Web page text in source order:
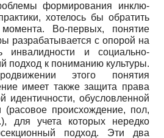
формирования инклю­
хотелось бы обратить
Во-первых, понятие
разрабатывается с опорой на
инвалидности и социально-
подход к пониманию культуры.
этого понятия
имеет также защита права
идентичности, обусловленной
происхождение, пол,
для учета которых нередко
подход. Эти два